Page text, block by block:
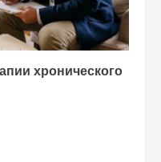
хронического